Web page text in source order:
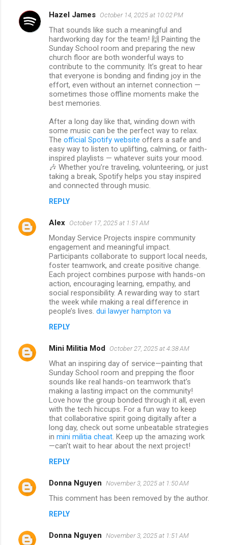
Hazel James October 14, 2025 at 10:02 PM
That sounds like such a meaningful and
hardworking day for the team! 🙌 Painting the
Sunday School room and preparing the new
church floor are both wonderful ways to
contribute to the community. It’s great to hear
that everyone is bonding and finding joy in the
effort, even without an internet connection —
sometimes those offline moments make the
best memories.
After a long day like that, winding down with
some music can be the perfect way to relax.
The official Spotify website offers a safe and
easy way to listen to uplifting, calming, or faith-
inspired playlists — whatever suits your mood.
🎶 Whether you’re traveling, volunteering, or just
taking a break, Spotify helps you stay inspired
and connected through music.
REPLY
Alex October 17, 2025 at 1:51 AM
Monday Service Projects inspire community
engagement and meaningful impact.
Participants collaborate to support local needs,
foster teamwork, and create positive change.
Each project combines purpose with hands-on
action, encouraging learning, empathy, and
social responsibility. A rewarding way to start
the week while making a real difference in
people’s lives. dui lawyer hampton va
REPLY
Mini Militia Mod October 27, 2025 at 4:38 AM
What an inspiring day of service—painting that
Sunday School room and prepping the floor
sounds like real hands-on teamwork that's
making a lasting impact on the community!
Love how the group bonded through it all, even
with the tech hiccups. For a fun way to keep
that collaborative spirit going digitally after a
long day, check out some unbeatable strategies
in mini militia cheat . Keep up the amazing work
—can't wait to hear about the next project!
REPLY
Donna Nguyen November 3, 2025 at 1:50 AM
This comment has been removed by the author.
REPLY
Donna Nguyen November 3, 2025 at 1:51 AM